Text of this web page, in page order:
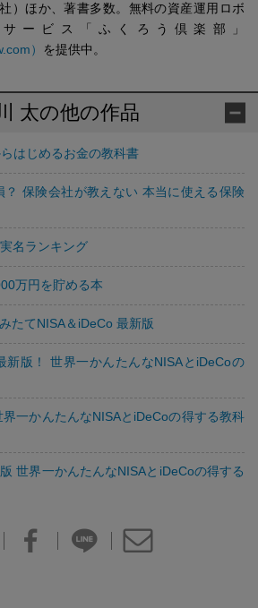
）ほか、著書多数。無料の資産運用ロボ
ービス「ふくろう倶楽部」
） を提供中。
太の他の作品
はじめるお金の教科書
保険会社が教えない 本当に使える保険
名ランキング
万円を貯める本
たてNISA＆iDeCo 最新版
新版！ 世界一かんたんなNISAとiDeCoの
一かんたんなNISAとiDeCoの得する教科
世界一かんたんなNISAとiDeCoの得する